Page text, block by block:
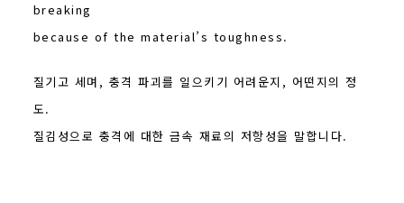
breaking
because of the material’s toughness.
질기고 세며, 충격 파괴를 일으키기 어려운지, 어떤지의 정
도.
질김성으로 충격에 대한 금속 재료의 저항성을 말합니다.